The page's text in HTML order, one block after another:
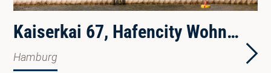
Kaiserkai 67, Hafencity Wohnen
Hamburg